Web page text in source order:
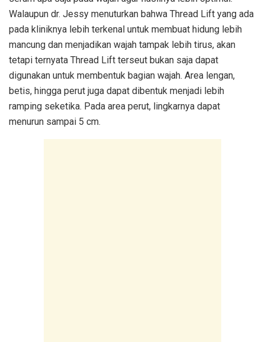
Walaupun dr. Jessy menuturkan bahwa Thread Lift yang ada
pada kliniknya lebih terkenal untuk membuat hidung lebih
mancung dan menjadikan wajah tampak lebih tirus, akan
tetapi ternyata Thread Lift terseut bukan saja dapat
digunakan untuk membentuk bagian wajah. Area lengan,
betis, hingga perut juga dapat dibentuk menjadi lebih
ramping seketika. Pada area perut, lingkarnya dapat
menurun sampai 5 cm.